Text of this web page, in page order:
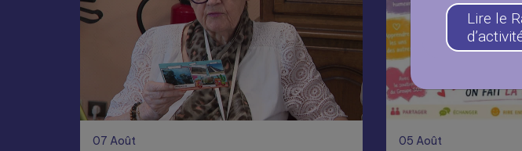
07 Août 05 Août
Lire le